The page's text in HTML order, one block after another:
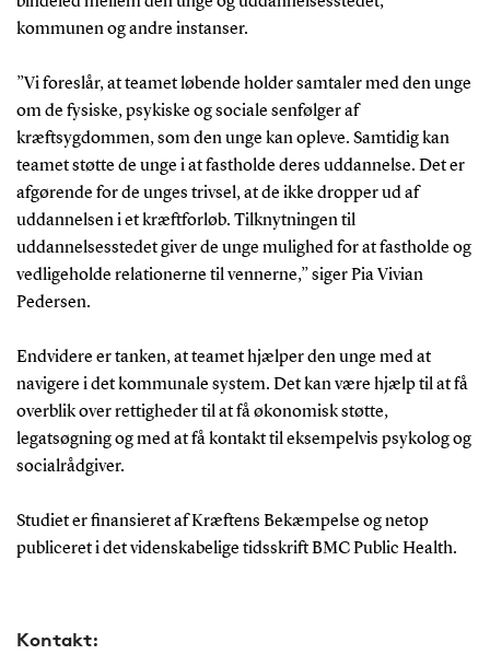
kommunen og andre instanser.
”Vi foreslår, at teamet løbende holder samtaler med den unge
om de fysiske, psykiske og sociale senfølger af
kræftsygdommen, som den unge kan opleve. Samtidig kan
teamet støtte de unge i at fastholde deres uddannelse. Det er
afgørende for de unges trivsel, at de ikke dropper ud af
uddannelsen i et kræftforløb. Tilknytningen til
uddannelsesstedet giver de unge mulighed for at fastholde og
vedligeholde relationerne til vennerne,” siger Pia Vivian
Pedersen.
Endvidere er tanken, at teamet hjælper den unge med at
navigere i det kommunale system. Det kan være hjælp til at få
overblik over rettigheder til at få økonomisk støtte,
legatsøgning og med at få kontakt til eksempelvis psykolog og
socialrådgiver.
Studiet er finansieret af Kræftens Bekæmpelse og netop
publiceret i det videnskabelige tidsskrift BMC Public Health.
Kontakt: